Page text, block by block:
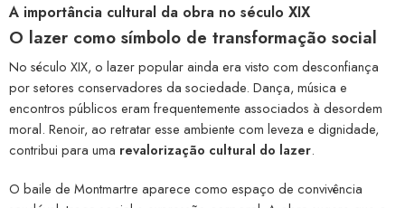
A importância cultural da obra no século XIX
O lazer como símbolo de transformação social
No século XIX, o lazer popular ainda era visto com desconfiança
por setores conservadores da sociedade. Dança, música e
encontros públicos eram frequentemente associados à desordem
moral. Renoir, ao retratar esse ambiente com leveza e dignidade,
contribui para uma revalorização cultural do lazer.
O baile de Montmartre aparece como espaço de convivência